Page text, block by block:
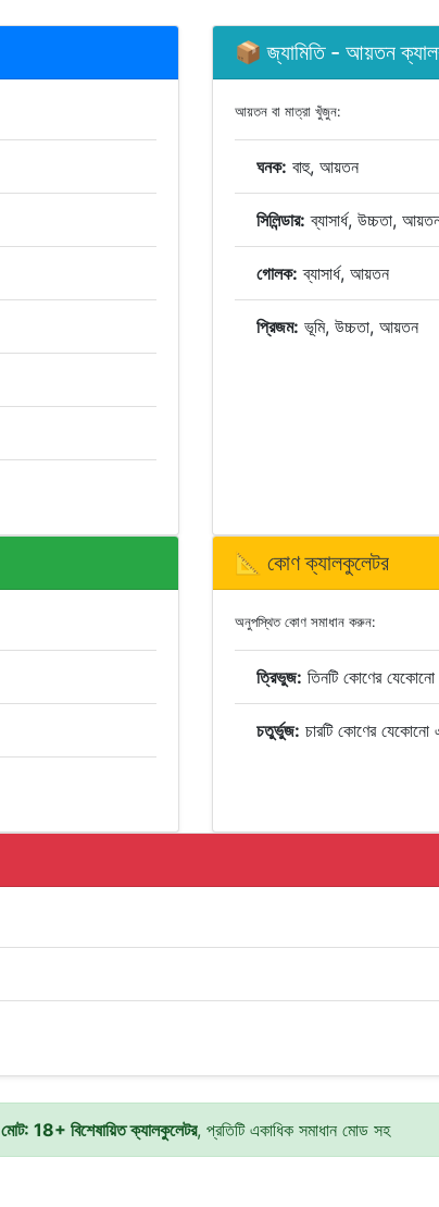
📦 জ্যামিতি - আয়তন
আয়তন বা মাত্রা খুঁজুন:
ঘনক: বাহু, আয়তন
সিলিন্ডার: ব্যাসার্ধ, উচ্চতা,
গোলক: ব্যাসার্ধ, আয়তন
প্রিজম: ভূমি, উচ্চতা, আয়তন
📐 কোণ ক্যালকুলেটর
অনুপস্থিত কোণ সমাধান করুন:
ত্রিভুজ: তিনটি কোণের
চতুর্ভুজ: চারটি কোণের যেকোনো
মোট: 18+ বিশেষায়িত ক্যালকুলেটর, প্রতিটি একাধিক সমাধান মোড সহ